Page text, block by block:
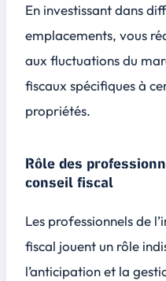
En investissant dans
emplacements, vous
aux fluctuations du
fiscaux spécifiques à
propriétés.
Rôle des
conseil fiscal
Les professionnels de
fiscal jouent un rôle
l’anticipation et la